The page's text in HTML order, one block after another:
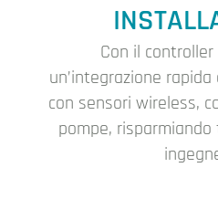
Con il
un’integrazione
con sensori wireless,
pompe,